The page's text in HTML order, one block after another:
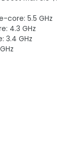
core: 5.5 GHz
4.3 GHz
3.4 GHz